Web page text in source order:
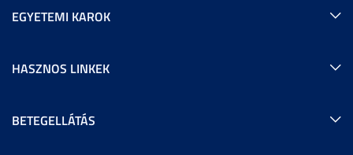
EGYETEMI KAROK
HASZNOS LINKEK
BETEGELLÁTÁS